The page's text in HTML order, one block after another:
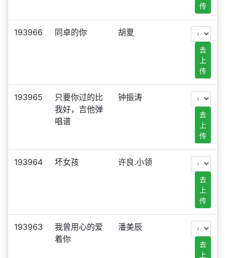
传
193966 同卓的你 胡夏
去
上
传
193965
只要你过的比
我好，吉他弹
唱谱
钟振涛
去
上
传
193964 坏女孩 许良.小领
去
上
传
193963
我曾用心的爱
着你
潘美辰
去
上